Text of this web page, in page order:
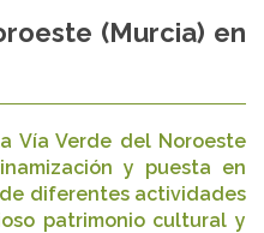
(Murcia) en
Vía Verde del Noroeste
y puesta en
diferentes actividades
patrimonio cultural y